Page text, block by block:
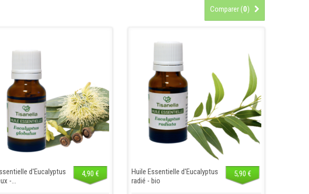
Comparer (0)
d'Eucalyptus
-...
4,90 €
Huile Essentielle d'Eucalyptus
radié - bio
5,90 €